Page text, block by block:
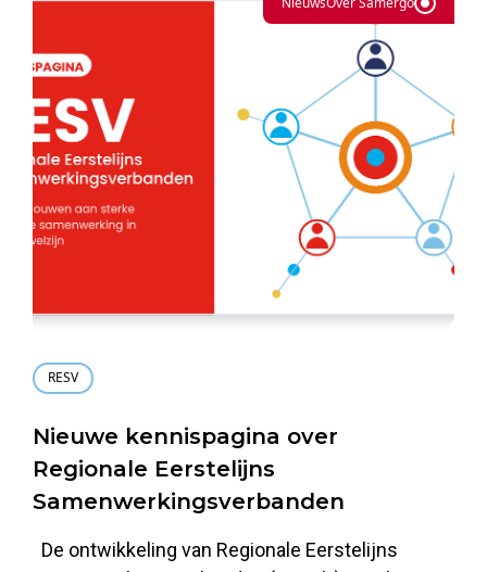
RESV
Nieuwe kennispagina over
Regionale Eerstelijns
Samenwerkingsverbanden
De ontwikkeling van Regionale Eerstelijns